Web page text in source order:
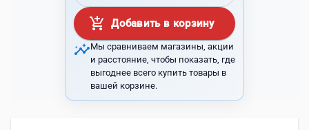
add_shopping_cart Добавить в корзину
insightsМы сравниваем магазины, акции
и расстояние, чтобы показать, где
выгоднее всего купить товары в
вашей корзине.